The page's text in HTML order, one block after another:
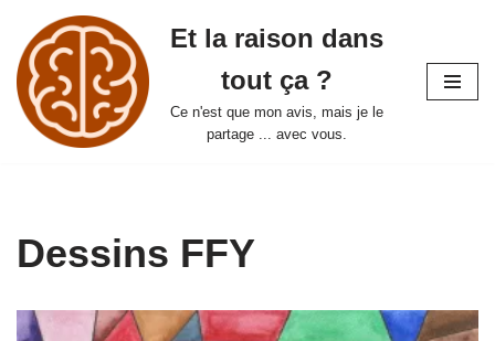
Aller
au
contenu
Et la raison dans
tout ça ?
Ce n'est que mon avis, mais je le
partage ... avec vous.
Dessins FFY